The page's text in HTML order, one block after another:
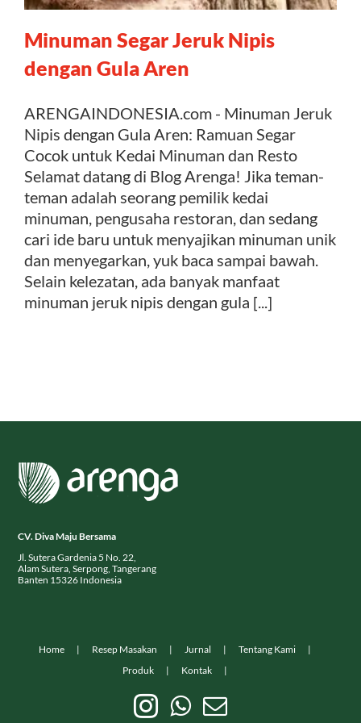
Kontak
Minuman Segar Jeruk Nipis
dengan Gula Aren
ARENGAINDONESIA.com - Minuman Jeruk
Nipis dengan Gula Aren: Ramuan Segar
Cocok untuk Kedai Minuman dan Resto
Selamat datang di Blog Arenga! Jika teman-
teman adalah seorang pemilik kedai
minuman, pengusaha restoran, dan sedang
cari ide baru untuk menyajikan minuman unik
dan menyegarkan, yuk baca sampai bawah.
Selain kelezatan, ada banyak manfaat
minuman jeruk nipis dengan gula [...]
CV. Diva Maju Bersama
Jl. Sutera Gardenia 5 No. 22,
Alam Sutera, Serpong, Tangerang
Banten 15326 Indonesia
Home Resep Masakan Jurnal
Tentang Kami
Produk
Kontak